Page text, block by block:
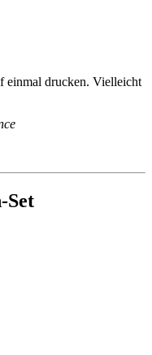
einmal drucken. Vielleicht
Set